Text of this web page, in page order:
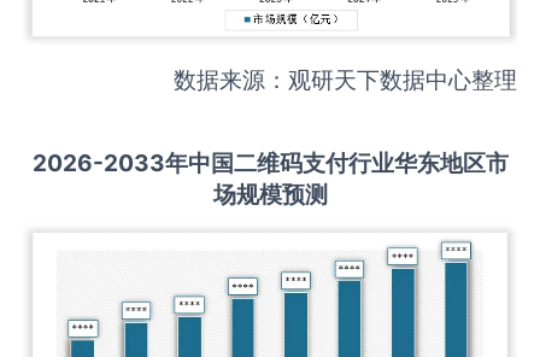
数据来源：观研天下数据中心整理
2026-2033年中国二维码支付行业华东地区市
场规模预测